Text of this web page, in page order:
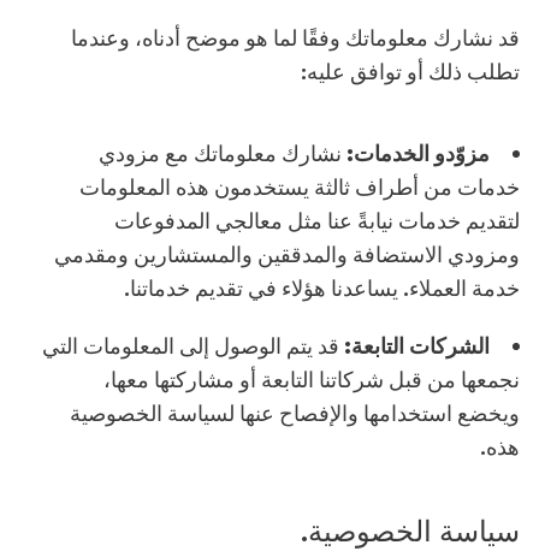
قد نشارك معلوماتك وفقًا لما هو موضح أدناه، وعندما
تطلب ذلك أو توافق عليه:
مزوّدو الخدمات: نشارك معلوماتك مع مزودي
خدمات من أطراف ثالثة يستخدمون هذه المعلومات
لتقديم خدمات نيابةً عنا مثل معالجي المدفوعات
ومزودي الاستضافة والمدققين والمستشارين ومقدمي
خدمة العملاء. يساعدنا هؤلاء في تقديم خدماتنا.
الشركات التابعة: قد يتم الوصول إلى المعلومات التي
نجمعها من قبل شركاتنا التابعة أو مشاركتها معها،
ويخضع استخدامها والإفصاح عنها لسياسة الخصوصية
هذه.
سياسة الخصوصية.